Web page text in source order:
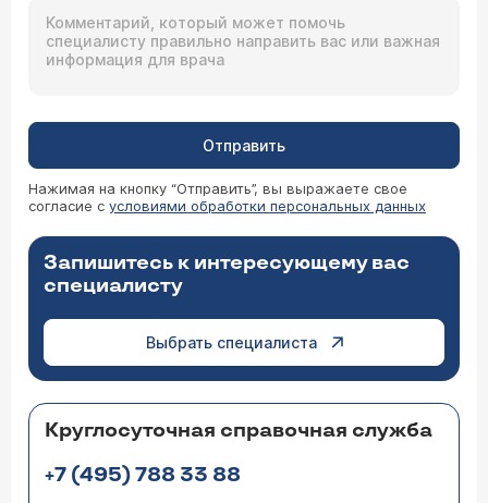
Отправить
Нажимая на кнопку “Отправить”, вы выражаете свое
согласие с условиями обработки персональных данных
Запишитесь к интересующему вас
специалисту
Выбрать специалиста
Круглосуточная справочная служба
+7 (495) 788 33 88